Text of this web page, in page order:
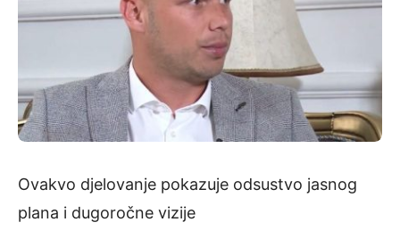
Ovakvo djelovanje pokazuje odsustvo jasnog
plana i dugoročne vizije